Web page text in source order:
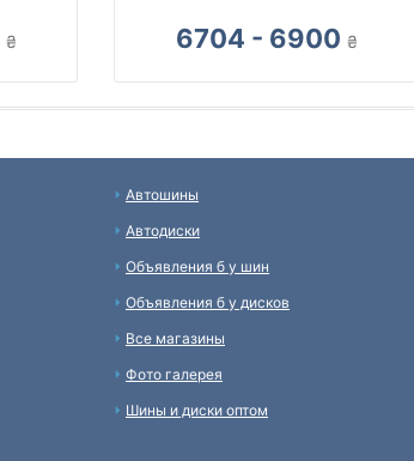
₴ 6704 - 6900 ₴
Автошины
Автодиски
Объявления б у шин
Объявления б у дисков
Все магазины
Фото галерея
Шины и диски оптом